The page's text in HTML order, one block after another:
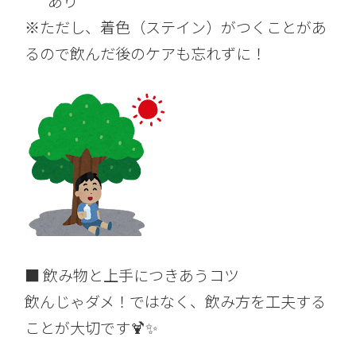
※ただし、着色（ステイン）がつくことがあ
るので飲んだ後のケアも忘れずに！
■ 飲み物と上手につきあうコツ
飲んじゃダメ！ではなく、飲み方を工夫する
ことが大切です🍹✨